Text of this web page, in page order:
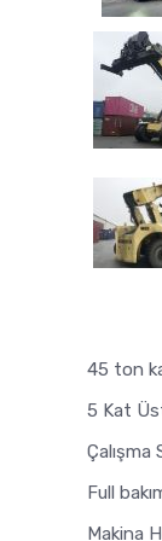
45 ton
5 Kat
Çalışma
Full
Makina